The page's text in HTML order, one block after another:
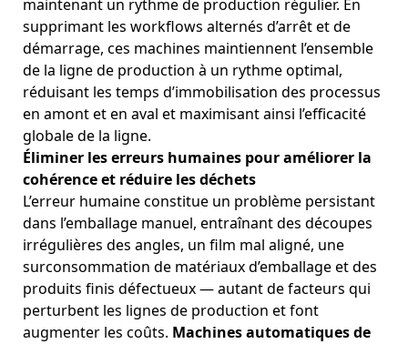
maintenant un rythme de production régulier. En
supprimant les workflows alternés d’arrêt et de
démarrage, ces machines maintiennent l’ensemble
de la ligne de production à un rythme optimal,
réduisant les temps d’immobilisation des processus
en amont et en aval et maximisant ainsi l’efficacité
globale de la ligne.
Éliminer les erreurs humaines pour améliorer la
cohérence et réduire les déchets
L’erreur humaine constitue un problème persistant
dans l’emballage manuel, entraînant des découpes
irrégulières des angles, un film mal aligné, une
surconsommation de matériaux d’emballage et des
produits finis défectueux — autant de facteurs qui
perturbent les lignes de production et font
augmenter les coûts. Machines automatiques de